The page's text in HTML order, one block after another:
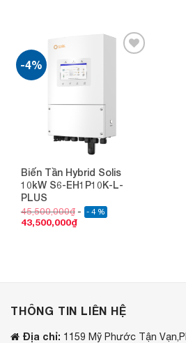
-4%
Biến Tần Hybrid Solis
10kW S6-EH1P10K-L-
PLUS
45,500,000₫ - 4 %
43,500,000₫
THÔNG TIN LIÊN HỆ
Địa chỉ: 1159 Mỹ Phước Tận